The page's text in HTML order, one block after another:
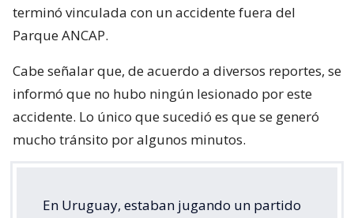
terminó vinculada con un accidente fuera del
Parque ANCAP.
Cabe señalar que, de acuerdo a diversos reportes, se
informó que no hubo ningún lesionado por este
accidente. Lo único que sucedió es que se generó
mucho tránsito por algunos minutos.
En Uruguay, estaban jugando un partido